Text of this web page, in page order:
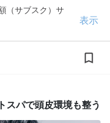
（サブスク）サ
表示
スパで頭皮環境も整う